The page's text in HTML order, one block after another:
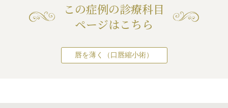
この症例の診療科目
ページはこちら
唇を薄く（口唇縮小術）